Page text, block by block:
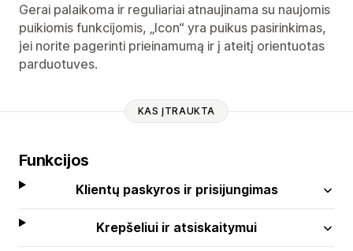
Gerai palaikoma ir reguliariai atnaujinama su naujomis
puikiomis funkcijomis, „Icon“ yra puikus pasirinkimas,
jei norite pagerinti prieinamumą ir į ateitį orientuotas
parduotuves.
KAS ĮTRAUKTA
Funkcijos
Klientų paskyros ir prisijungimas
Krepšeliui ir atsiskaitymui